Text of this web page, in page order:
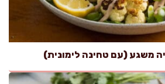
משגע (עם טחינה לימונית)